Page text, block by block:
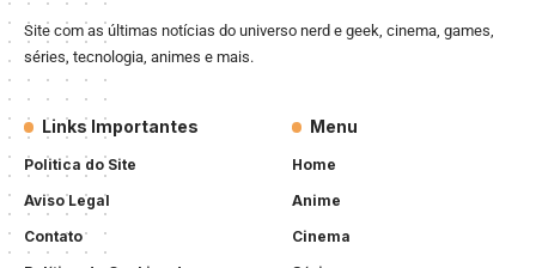
Site com as últimas notícias do universo nerd e geek, cinema, games,
séries, tecnologia, animes e mais.
Links Importantes
Politica do Site
Aviso Legal
Contato
Menu
Home
Anime
Cinema